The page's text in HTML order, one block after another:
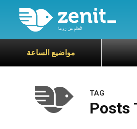
مواضيع الساعة
TAG